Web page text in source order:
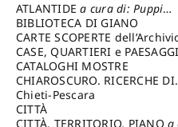
ATLANTIDEa cura di: Puppi
Lionello
BIBLIOTECA DI GIANO
CARTE SCOPERTE
Storico Capitolino
CASE, QUARTIERI e PAESAGGI
CATALOGHI MOSTRE
CHIAROSCURO. RICERCHE DI
STORIA E STORIA DELL'ARTE
cura di: Di Carpegna Falconieri
Tommaso
Chieti-Pescara
CITTÀ
CITTÀ, TERRITORIO, PIANO a